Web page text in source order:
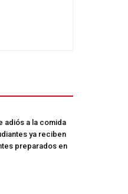
adiós a la comida
ya reciben
preparados en